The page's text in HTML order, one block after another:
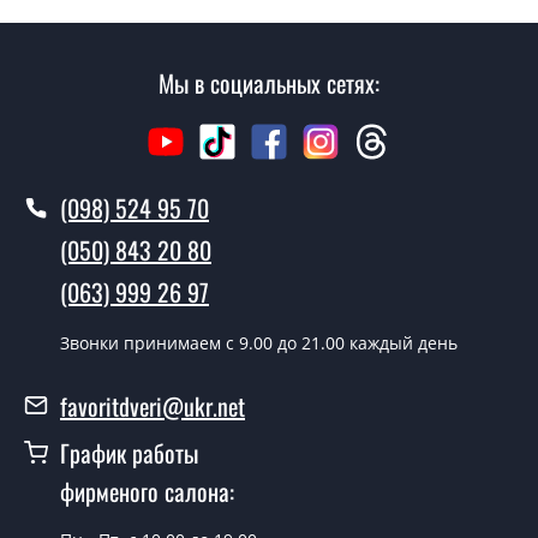
дверей?
Да производим. Монтаж входных дверей
производится согласно очереди, во все дни кроме
Сколько стоит установка дверей
MAvtolak?
Стоимость установки дверей MAvtolak - от 1600 грн.
Как быстро можете установить двери
условии наличия их на складе, либо на следующий
день.
Мы в социальных сетях:
(098) 524 95 70
(050) 843 20 80
(063) 999 26 97
Звонки принимаем c 9.00 до 21.00 каждый день
favoritdveri@ukr.net
График работы
фирменого салона: